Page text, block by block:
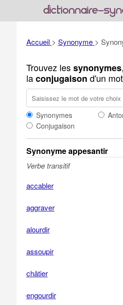
Accueil > Synonyme >
Trouvez lessynonymes,
laconjugaison d'un mot
Synonymes
Conjugaison
Synonyme appesantir
Verbe transitif
accabler
aggraver
alourdir
assoupir
châtier
engourdir